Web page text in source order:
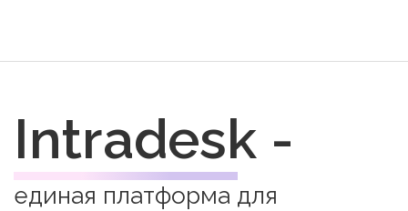
Intradesk -
единая платформа для